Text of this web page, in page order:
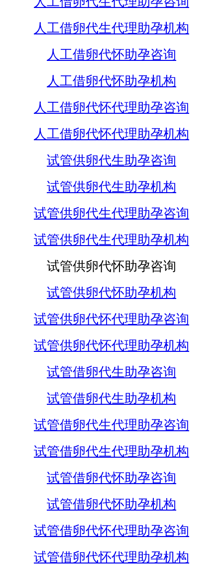
人工借卵代生代理助孕机构
人工借卵代怀助孕咨询
人工借卵代怀助孕机构
人工借卵代怀代理助孕咨询
人工借卵代怀代理助孕机构
试管供卵代生助孕咨询
试管供卵代生助孕机构
试管供卵代生代理助孕咨询
试管供卵代生代理助孕机构
试管供卵代怀助孕咨询
试管供卵代怀助孕机构
试管供卵代怀代理助孕咨询
试管供卵代怀代理助孕机构
试管借卵代生助孕咨询
试管借卵代生助孕机构
试管借卵代生代理助孕咨询
试管借卵代生代理助孕机构
试管借卵代怀助孕咨询
试管借卵代怀助孕机构
试管借卵代怀代理助孕咨询
试管借卵代怀代理助孕机构